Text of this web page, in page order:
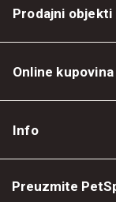
Prodajni objekti
Online kupovina
Info
Preuzmite